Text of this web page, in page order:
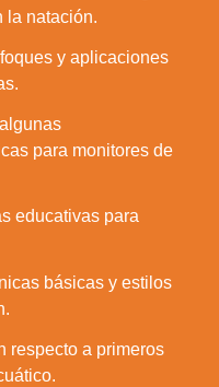
la natación.
y aplicaciones
para monitores de
educativas para
básicas y estilos
respecto a primeros